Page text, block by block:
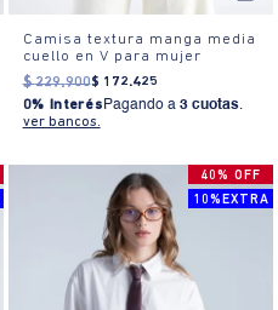
Camisa textura manga media
cuello en V para mujer
$ 229.900$ 172.425
0% InterésPagando a 3 cuotas.
ver bancos.
40% OFF
10%EXTRA